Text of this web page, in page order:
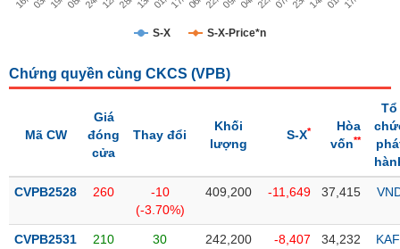
cổ
phiếu
mô
trường
yết
S-X S-X-Price*n
Chứng quyền cùng CKCS (VPB)
Mã CW
Giá
đóng
cửa
Thay đổi
Khối
lượng
S-X*
Hòa
vốn**
Tổ
CVPB2528 260
-10
(-3.70%)
409,200 -11,649 37,415
CVPB2531 210
30
242,200 -8,407 34,232
DOANH
PHIẾU